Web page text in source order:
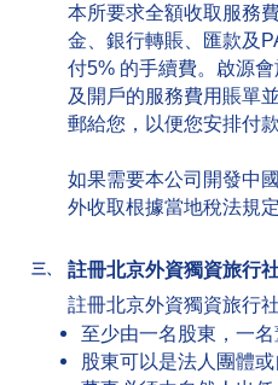
本所要求全額收取服務
金、銀行轉賬、匯款及
付5% 的手續費。啟源
及開戶的服務費用賬單
郵給您，以便您安排付
如果需要本公司開發中
外收取根據當地稅法規
三、
註冊北京外資獨資旅行
註冊北京外資獨資旅行
至少由一名股東，一
股東可以是法人團